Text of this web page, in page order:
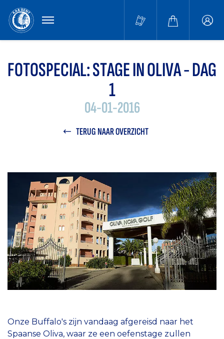
MENU
FOTOSPECIAL: STAGE IN OLIVA - DAG
1
04-01-2016
TERUG NAAR OVERZICHT
Onze Buffalo's zijn vandaag afgereisd naar het
Spaanse Oliva, waar ze een oefenstage zullen